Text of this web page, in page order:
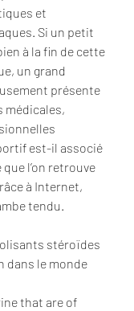
et
Si un petit
à la fin de cette
un grand
présente
médicales,
est-il associé
l’on retrouve
à Internet,
tendu.
dans le monde
that are of